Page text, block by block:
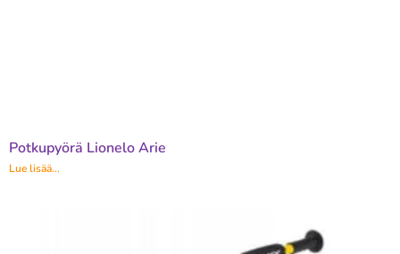
Potkupyörä Lionelo Arie
Lue lisää...